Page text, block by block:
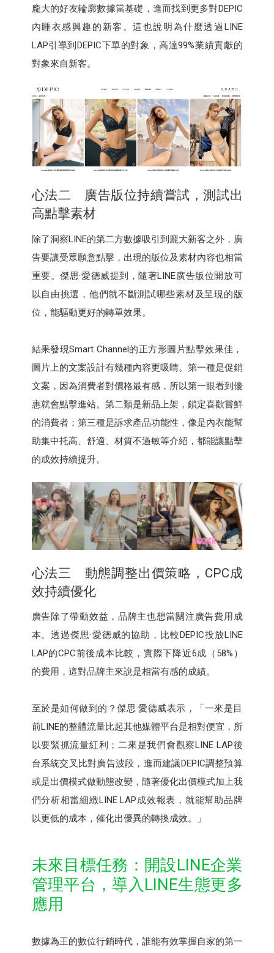
龐大的好友輪廓數據當基礎，進而找到更多對DEPIC
內睡衣感興趣的新客。這也說明為什麼透過LINE
LAP引導到DEPIC下單的對象，高達99%業績貢獻的
對象來自新客。
心法二 廣告版位持續嘗試，測試出
高點擊素材
除了洞察LINE的第二方數據吸引到龐大新客之外，廣
告要讓受眾願意點擊，出現的版位及素材內容也相當
重要。傑思·愛德威提到，隨著LINE廣告版位開放可
以自由挑選，他們就不斷測試哪些素材及呈現的版
位，能驅動更好的轉單效果。
結果發現Smart Channel的正方形圖片點擊效果佳，
圖片上的文案設計有幾種內容更吸睛。第一種是促銷
文案，因為消費者對價格最有感，所以第一眼看到優
惠就會點擊進站。第二類是新品上架，鎖定喜歡嘗鮮
的消費者；第三種是訴求產品功能性，像是內衣能幫
助集中托高、舒適、材質不過敏等介紹，都能讓點擊
的成效持續提升。
心法三 動態調整出價策略，CPC成
效持續優化
廣告除了帶動效益，品牌主也想當關注廣告費用成
本。透過傑思·愛德威的協助，比較DEPIC投放LINE
LAP的CPC前後成本比較，實際下降近6成（58%）
的費用，這對品牌主來說是相當有感的成績。
至於是如何做到的？傑思·愛德威表示，「一來是目
前LINE的整體流量比起其他媒體平台是相對便宜，所
以要緊抓流量紅利；二來是我們會觀察LINE LAP後
台系統交叉比對廣告波段，進而建議DEPIC調整預算
或是出價模式做動態改變，隨著優化出價模式加上我
們分析相當細緻LINE LAP成效報表，就能幫助品牌
以更低的成本，催化出優異的轉換成效。」
未來目標任務：開設LINE企業
管理平台，導入LINE生態更多
應用
數據為王的數位行銷時代，誰能有效掌握自家的第一